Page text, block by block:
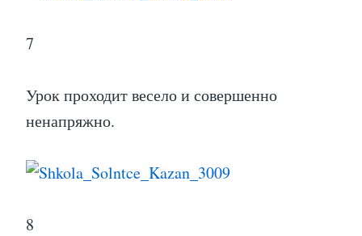
7
Урок проходит весело и совершенно
ненапряжно.
8